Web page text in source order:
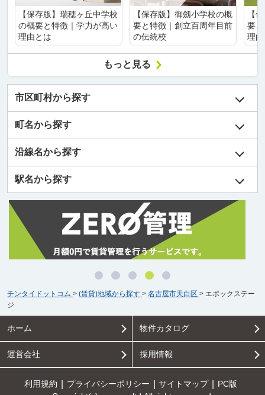
【保存版】瑞穂ヶ丘中学校
の概要と特徴｜学力が高い
理由とは
【保存版】御劔小学校の概
要と特徴｜創立百周年目前
の伝統校
【
要
理
もっと見る
市区町村から探す
町名から探す
沿線名から探す
駅名から探す
チンタイドットコム > (賃貸)地域から探す > 名古屋市天白区 > エポックステー
ジ
ホーム 物件カタログ
運営会社 採用情報
利用規約 プライバシーポリシー サイトマップ
PC版